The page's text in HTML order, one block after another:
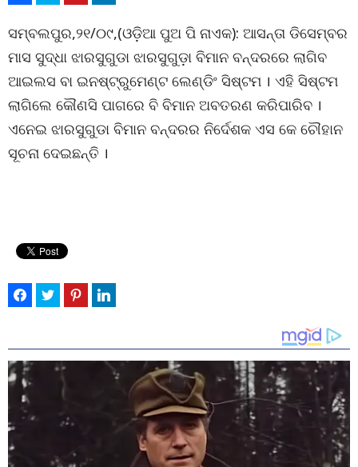
ସମ୍ବଲପୁର,୨୧/୦୯,(ଓଡ଼ିଆ ପୁଅ ପି ନାଏକ): ଆସନ୍ତା ଡିସେମ୍ବର
ମାସ ସୁଦ୍ଧା ଝାରସୁଗୁଡା ଝାରସୁଗୁଡ଼ା ବିମାନ ବନ୍ଦରରେ ଲାଗିବ
ଆଇଲସ ବା ଇନଷ୍ଟ୍ରୁମେଣ୍ଟ ଲେଣ୍ଡିଂ ସିଷ୍ଟମ । ଏହି ସିଷ୍ଟମ
ଲାଗିଲେ କୌଣସି ପାଗରେ ବି ବିମାନ ଅବତରଣ କରିପାରିବ ।
ଏନେଇ ଝାରସୁଗୁଡା ବିମାନ ବନ୍ଦରର ନିର୍ଦେଶକ ଏସ କେ ଚୌହାନ
ସୂଚନା ଦେଇଛନ୍ତି ।